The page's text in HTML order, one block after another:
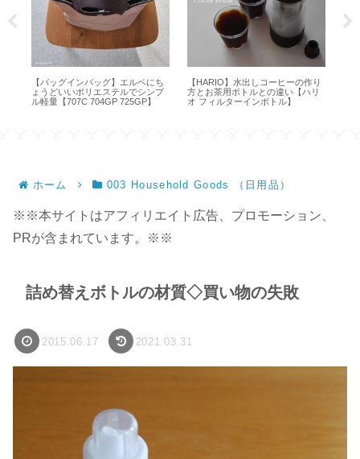
【バッグインバッグ】エルベにち
ょうどいいポリエステルでシンプ
ル軽量【707C 704GP 725GP】
【HARIO】水出しコーヒーの作り
方とお茶用ボトルとの違い【ハリ
オ フィルターインボトル】
ホーム 003 Household Goods （日用品）
※※本サイトはアフィリエイト広告、プロモーション、
PRが含まれています。※※
詰め替えボトルの材質◇買い物の失敗
2015.06.17 2021.03.31